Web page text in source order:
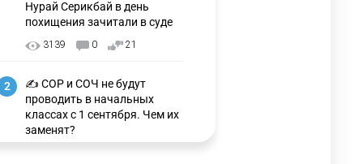
Нурай Серикбай в день
похищения зачитали в суде
3139 0 21
2
✍️ СОР и СОЧ не будут
проводить в начальных
классах с 1 сентября. Чем их
заменят?